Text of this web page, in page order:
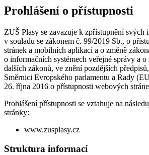
Prohlášení o přístupnosti
ZUŠ Plasy se zavazuje k zpřístupnění svých
v souladu se zákonem č. 99/2019 Sb., o
stránek a mobilních aplikací a o změně
o informačních systémech veřejné správy a o
dalších zákonů, ve znění pozdějších
Směrnici Evropského parlamentu a Rady
26. října 2016 o přístupnosti webových
Prohlášení přístupnosti se vztahuje na
stránky:
www.zusplasy.cz
Struktura informací